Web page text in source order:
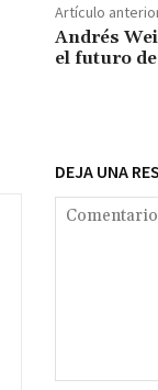
Artículo
Andrés
el futuro
DEJA UNA